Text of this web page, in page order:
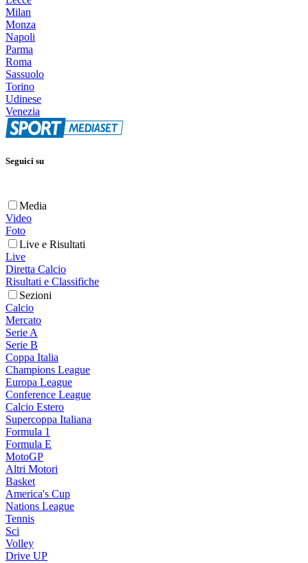
Milan
Monza
Napoli
Parma
Roma
Sassuolo
Torino
Udinese
Venezia
Seguici su
Media
Video
Foto
Live e Risultati
Live
Diretta Calcio
Risultati e Classifiche
Sezioni
Calcio
Mercato
Serie A
Serie B
Coppa Italia
Champions League
Europa League
Conference League
Calcio Estero
Supercoppa Italiana
Formula 1
Formula E
MotoGP
Altri Motori
Basket
America's Cup
Nations League
Tennis
Sci
Volley
Drive UP